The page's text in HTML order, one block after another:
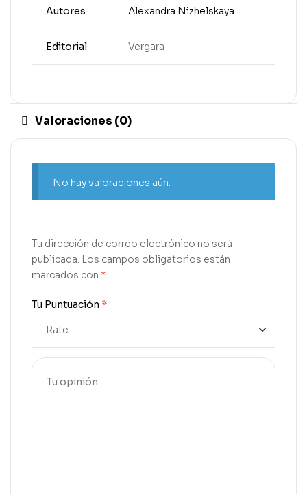
Autores Alexandra Nizhelskaya
Editorial Vergara
Valoraciones (0)
No hay valoraciones aún.
Tu dirección de correo electrónico no será
publicada. Los campos obligatorios están
marcados con *
Tu Puntuación *